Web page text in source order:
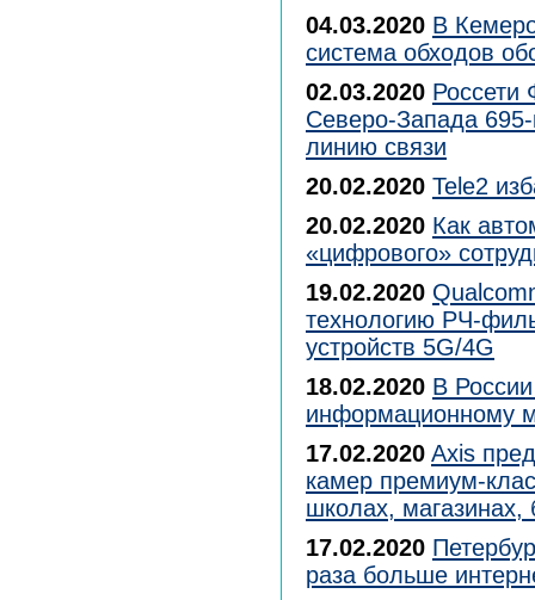
04.03.2020 В
система обходов
02.03.2020 Россети
Северо-Запада
линию связи
20.02.2020 Tele2
20.02.2020 Как
«цифрового»
19.02.2020
технологию РЧ-
устройств 5G/4G
18.02.2020 В
информационному
17.02.2020 Axis
камер премиум-
школах, магазинах,
17.02.2020
раза больше